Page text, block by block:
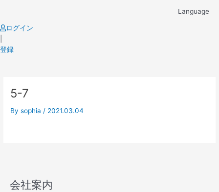
content
Language
ログイン
登録
5-7
Bysophia / 2021.03.04
会社案内